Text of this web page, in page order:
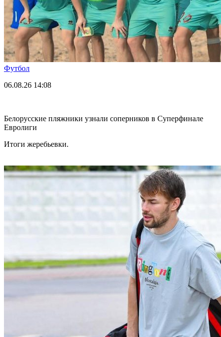
Футбол
06.08.26 14:08
Белорусские пляжники узнали соперников в Суперфинале
Евролиги
Итоги жеребьевки.